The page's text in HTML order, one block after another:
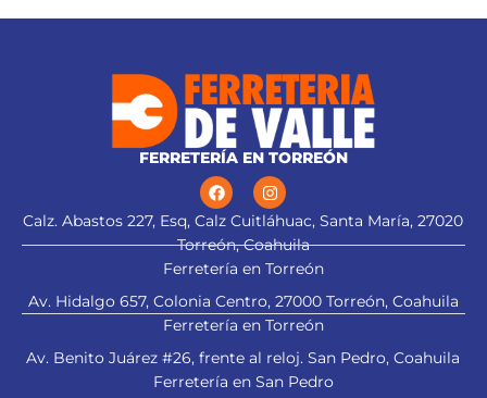
FERRETERÍA EN TORREÓN
Calz. Abastos 227, Esq, Calz Cuitláhuac, Santa María, 27020
Torreón, Coahuila
Ferretería en Torreón
Av. Hidalgo 657, Colonia Centro, 27000 Torreón, Coahuila
Ferretería en Torreón
Av. Benito Juárez #26, frente al reloj. San Pedro, Coahuila
Ferretería en San Pedro